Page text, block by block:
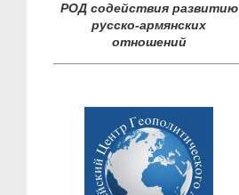
РОД содействия развитию
русско-армянских
отношений